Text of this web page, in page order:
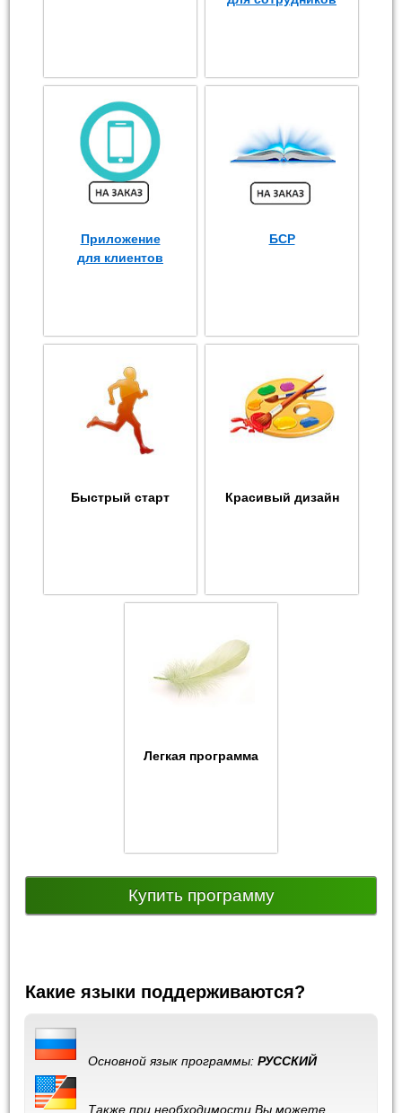
Приложение
для клиентов
БСР
Быстрый старт Красивый дизайн
Легкая программа
Купить программу
Какие языки поддерживаются?
Основной язык программы:РУССКИЙ
Также при необходимости Вы можете